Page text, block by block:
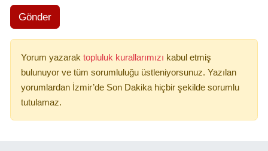
Gönder
Yorum yazarak topluluk kurallarımızı kabul etmiş
bulunuyor ve tüm sorumluluğu üstleniyorsunuz. Yazılan
yorumlardan İzmir’de Son Dakika hiçbir şekilde sorumlu
tutulamaz.